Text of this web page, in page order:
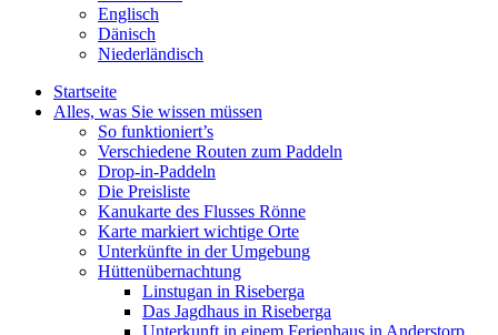
Englisch
Dänisch
Niederländisch
Startseite
Alles, was Sie wissen müssen
So funktioniert’s
Verschiedene Routen zum Paddeln
Drop-in-Paddeln
Die Preisliste
Kanukarte des Flusses Rönne
Karte markiert wichtige Orte
Unterkünfte in der Umgebung
Hüttenübernachtung
Linstugan in Riseberga
Das Jagdhaus in Riseberga
Unterkunft in einem Ferienhaus in Anderstorp